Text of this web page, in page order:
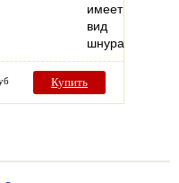
имеет
вид
шнура…
Купить